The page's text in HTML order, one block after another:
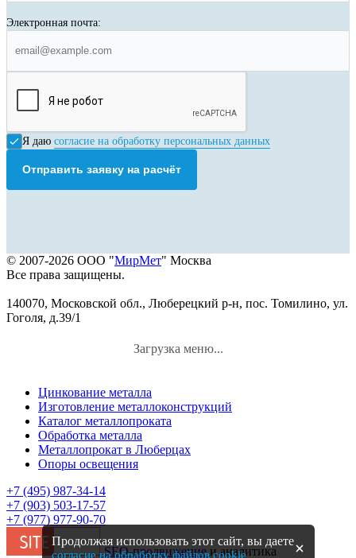
Электронная почта:
Я даю согласие на обработку персональных данных
Отправить заявку на расчёт
© 2007-2026 ООО "МирМет" Москва
Все права защищены.
140070, Московской обл., Люберецкий р-н, пос. Томилино, ул.
Гоголя, д.39/1
Загрузка меню...
Цинкование металла
Изготовление металлоконструкций
Каталог металлопроката
Обработка металла
Металлопрокат в Люберцах
Опоры освещения
+7 (495) 987-34-14
+7 (903) 503-17-57
+7 (977) 977-90-70
SEO-продвижениеи аналитика
Продолжая использовать этот сайт, вы даете
согласие на обработку файлов cookie